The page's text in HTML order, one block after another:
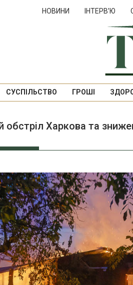
НОВИНИ ІНТЕРВ’Ю
СУСПІЛЬСТВО ГРОШІ
обстріл Харкова та